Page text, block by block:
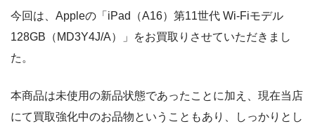
今回は、 Appleの「iPad（A16）第11世代 Wi-Fiモデル
128GB（MD3Y4J/A）」をお買取りさせていただきまし
た。
本商品は未使用の新品状態であったことに加え、現在当店
にて買取強化中のお品物ということもあり、しっかりとし